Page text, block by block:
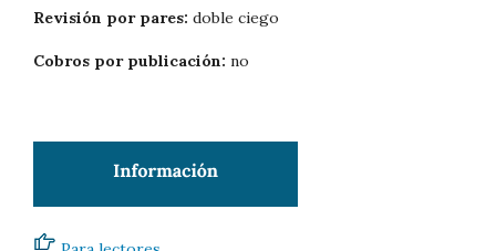
Revisión por pares: doble ciego
Cobros por publicación: no